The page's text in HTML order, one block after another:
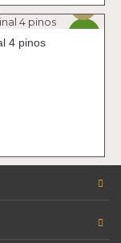
4 pinos